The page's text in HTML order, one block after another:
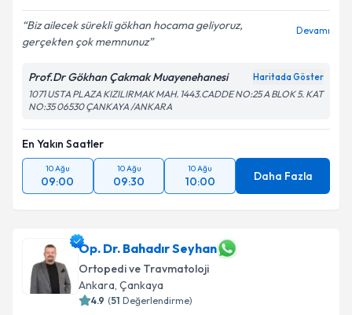
Biz ailecek sürekli gökhan hocama geliyoruz,
gerçekten çok memnunuz
Devamı
Prof.Dr Gökhan Çakmak Muayenehanesi Haritada Göster
1071 USTA PLAZA KIZILIRMAK MAH. 1443.CADDE NO:25 A BLOK 5. KAT
NO:35 06530 ÇANKAYA /ANKARA
En Yakın Saatler
10 Ağu
09:00
10 Ağu
09:30
10 Ağu
10:00 Daha Fazla
Op. Dr. Bahadır Seyhan
Ortopedi ve Travmatoloji
Ankara, Çankaya
4.9 (51 Değerlendirme)